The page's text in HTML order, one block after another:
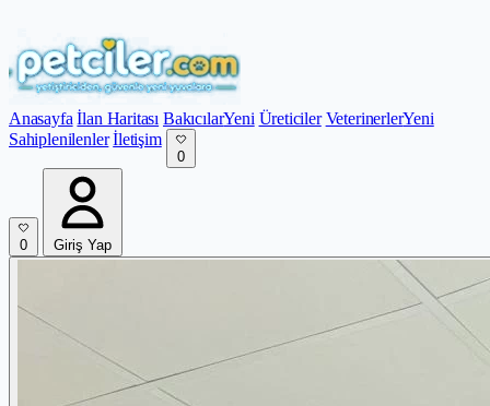
Anasayfa İlan Haritası BakıcılarYeni Üreticiler VeterinerlerYeni
Sahiplenilenler İletişim
0
0 Giriş Yap